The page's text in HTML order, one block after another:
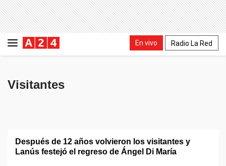
En vivo Radio La Red
Visitantes
Después de 12 años volvieron los visitantes y
Lanús festejó el regreso de Ángel Di María